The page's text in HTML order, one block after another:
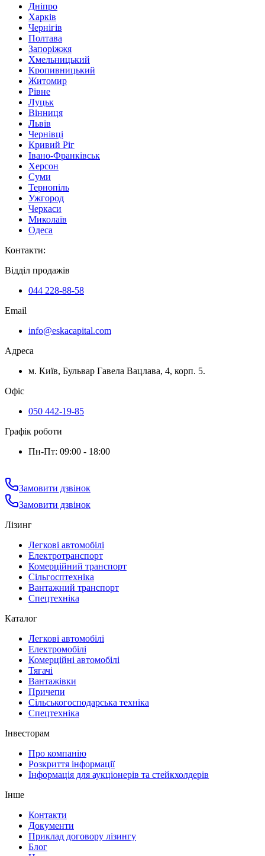
Дніпро
Харків
Чернігів
Полтава
Запоріжжя
Хмельницький
Кропивницький
Житомир
Рівне
Луцьк
Вінниця
Львів
Чернівці
Кривий Ріг
Івано-Франківськ
Херсон
Суми
Тернопіль
Ужгород
Черкаси
Миколаїв
Одеса
Контакти:
Відділ продажів
044 228-88-58
Email
info@eskacapital.com
Адреса
м. Київ, Бульвар Гавела Вацлава, 4, корп. 5.
Офіс
050 442-19-85
Графік роботи
Пн-Пт: 09:00 - 18:00
Замовити дзвінок
Замовити дзвінок
Лізинг
Легкові автомобілі
Електротранспорт
Комерційний транспорт
Сільгосптехніка
Вантажний транспорт
Спецтехніка
Каталог
Легкові автомобілі
Електромобілі
Комерційні автомобілі
Тягачі
Вантажівки
Причепи
Сільськогосподарська техніка
Спецтехніка
Інвесторам
Про компанію
Розкриття інформації
Інформація для аукціонерів та стейкхолдерів
Інше
Контакти
Документи
Приклад договору лізингу
Блог